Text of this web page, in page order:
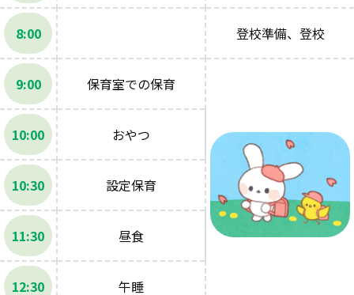
8:00 登校準備、登校
9:00 保育室での保育
10:00 おやつ
10:30 設定保育
11:30 昼食
12:30 午睡